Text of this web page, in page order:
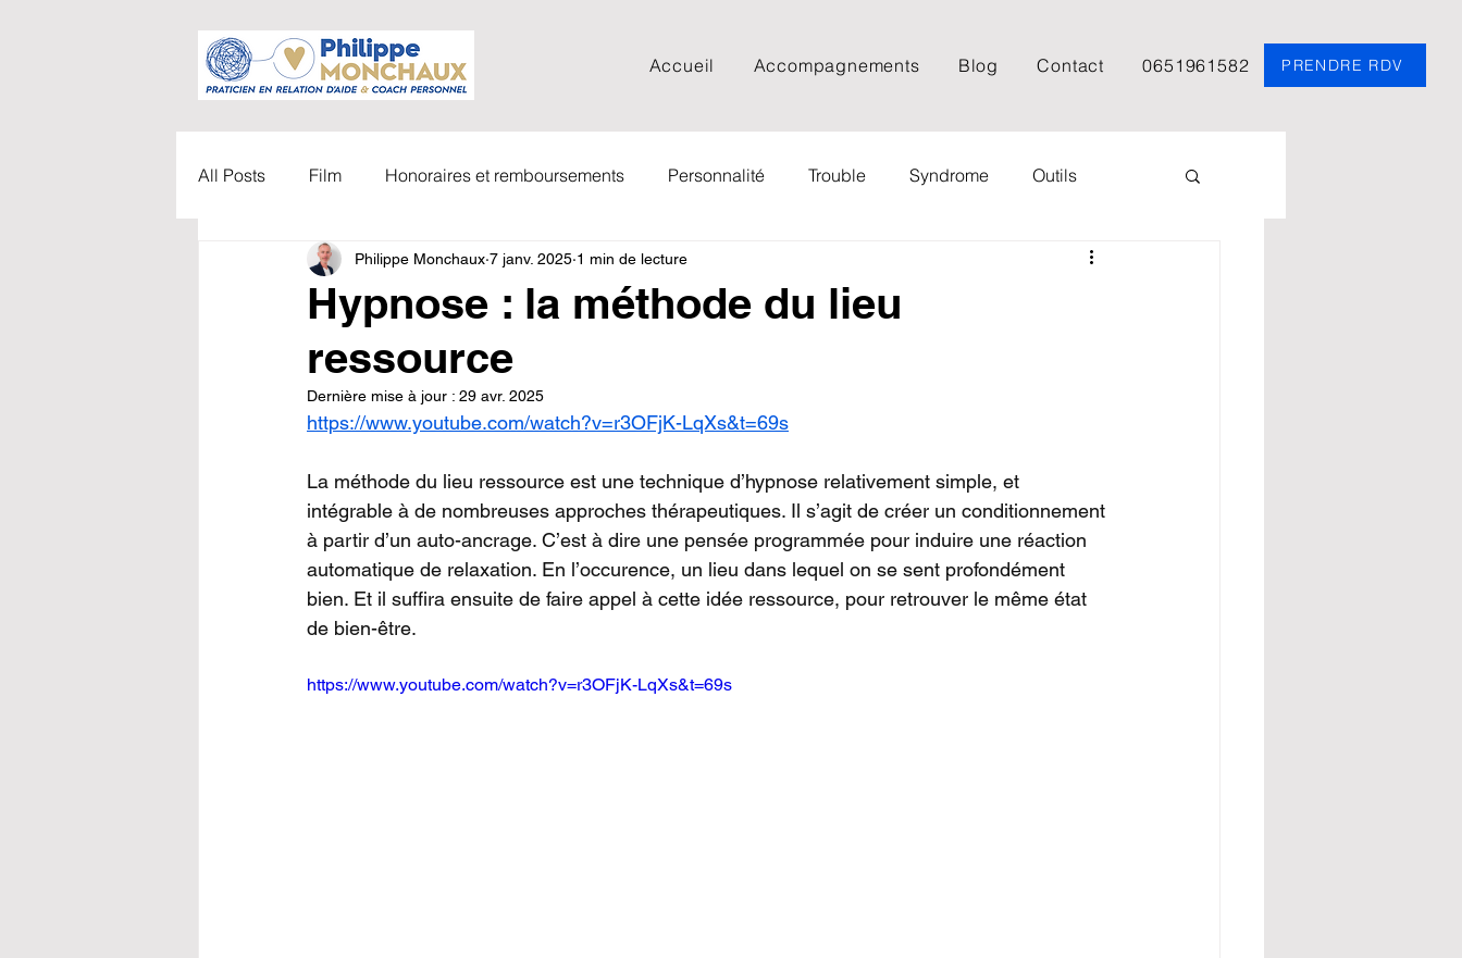
Accueil Accompagnements Blog Contact 0651961582 PRENDRE RDV
All Posts Film Honoraires et remboursements Personnalité Trouble Syndrome Outils
Accompagnements Vidéo Documentaire Spiritualité Psychologie
Parents / Enfants Webinaire
Carl Gustav Jung Coaching Livre Couple Cancer
Science de la fiction
Hypnose : la méthode du lieu
ressource
Philippe Monchaux 7 janv. 2025 1 min de lecture
Dernière mise à jour : 29 avr. 2025
https://www.youtube.com/watch?v=r3OFjK-LqXs&t=69s
La méthode du lieu ressource est une technique d’hypnose relativement simple, et
intégrable à de nombreuses approches thérapeutiques. Il s’agit de créer un conditionnement
à partir d’un auto-ancrage. C’est à dire une pensée programmée pour induire une réaction
automatique de relaxation. En l’occurence, un lieu dans lequel on se sent profondément
bien. Et il suffira ensuite de faire appel à cette idée ressource, pour retrouver le même état
de bien-être.
https://www.youtube.com/watch?v=r3OFjK-LqXs&t=69s